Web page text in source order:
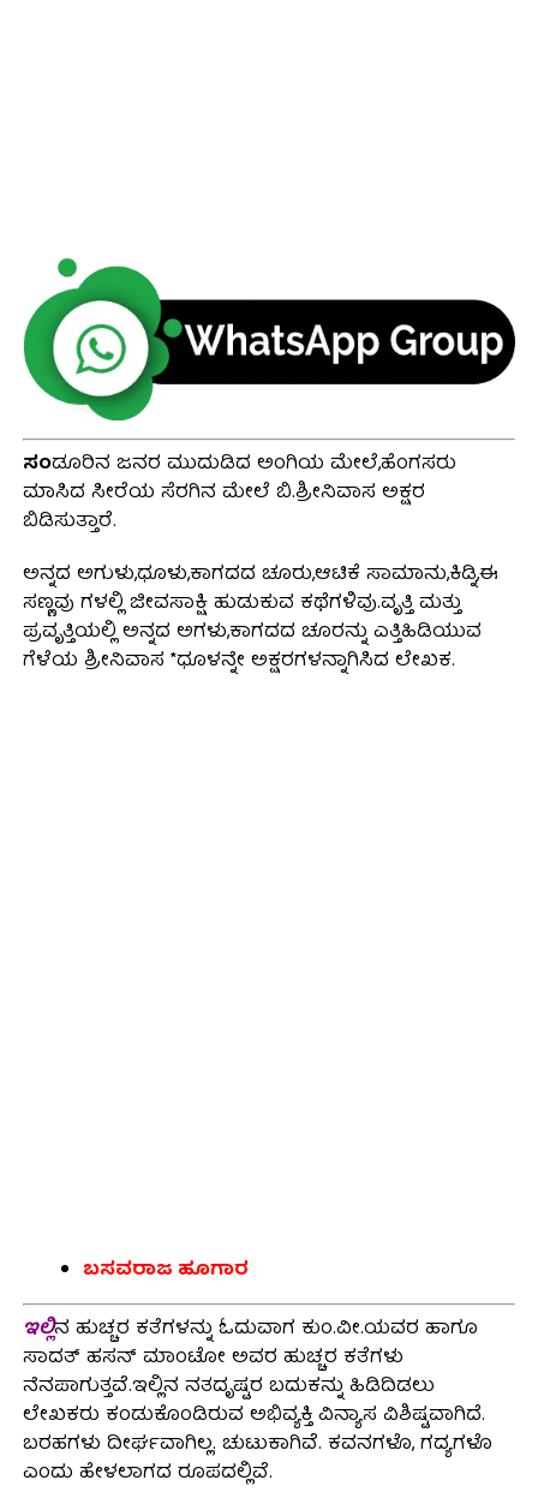
ಸಂಡೂರಿನ ಜನರ ಮುದುಡಿದ ಅಂಗಿಯ ಮೇಲೆ,ಹೆಂಗಸರು
ಮಾಸಿದ ಸೀರೆಯ ಸೆರಗಿನ ಮೇಲೆ ಬಿ.ಶ್ರೀನಿವಾಸ ಅಕ್ಷರ
ಬಿಡಿಸುತ್ತಾರೆ.
ಅನ್ನದ ಅಗುಳು,ಧೂಳು,ಕಾಗದದ ಚೂರು,ಆಟಿಕೆ ಸಾಮಾನು,ಕಿಡ್ನಿ,ಈ
ಸಣ್ಣವು ಗಳಲ್ಲಿ ಜೀವಸಾಕ್ಷಿ ಹುಡುಕುವ ಕಥೆಗಳಿವು.ವೃತ್ತಿ ಮತ್ತು
ಪ್ರವೃತ್ತಿಯಲ್ಲಿ ಅನ್ನದ ಅಗಳು,ಕಾಗದದ ಚೂರನ್ನು ಎತ್ತಿಹಿಡಿಯುವ
ಗೆಳೆಯ ಶ್ರೀನಿವಾಸ *ಧೂಳನ್ನೇ ಅಕ್ಷರಗಳನ್ನಾಗಿಸಿದ ಲೇಖಕ.
ಬಸವರಾಜ ಹೂಗಾರ
ಇಲ್ಲಿನ ಹುಚ್ಚರ ಕತೆಗಳನ್ನು ಓದುವಾಗ ಕುಂ.ವೀ.ಯವರ ಹಾಗೂ
ಸಾದತ್ ಹಸನ್ ಮಾಂಟೋ ಅವರ ಹುಚ್ಚರ ಕತೆಗಳು
ನೆನಪಾಗುತ್ತವೆ.ಇಲ್ಲಿನ ನತದೃಷ್ಟರ ಬದುಕನ್ನು ಹಿಡಿದಿಡಲು
ಲೇಖಕರು ಕಂಡುಕೊಂಡಿರುವ ಅಭಿವ್ಯಕ್ತಿ ವಿನ್ಯಾಸ ವಿಶಿಷ್ಟವಾಗಿದೆ.
ಬರಹಗಳು ದೀರ್ಘವಾಗಿಲ್ಲ. ಚುಟುಕಾಗಿವೆ. ಕವನಗಳೊ, ಗದ್ಯಗಳೊ
ಎಂದು ಹೇಳಲಾಗದ ರೂಪದಲ್ಲಿವೆ.